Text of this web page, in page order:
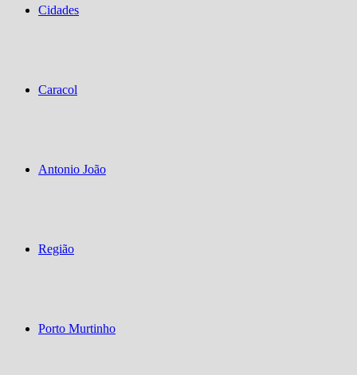
Cidades
Caracol
Antonio João
Região
Porto Murtinho